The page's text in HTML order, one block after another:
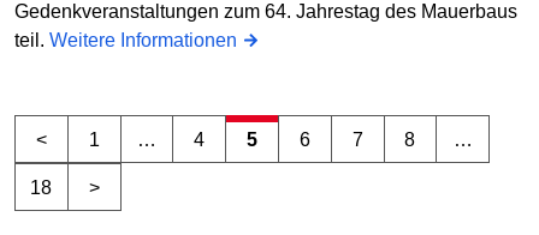
Gedenkveranstaltungen zum 64. Jahrestag des Mauerbaus
teil. Weitere Informationen
< 1 … 4 5 6 7 8 …
18 >